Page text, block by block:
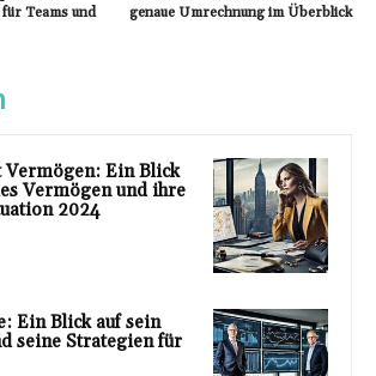
Teams und
genaue Umrechnung im Überblick
Vermögen: Ein Blick
Vermögen und ihre
2024
Ein Blick auf sein
seine Strategien für